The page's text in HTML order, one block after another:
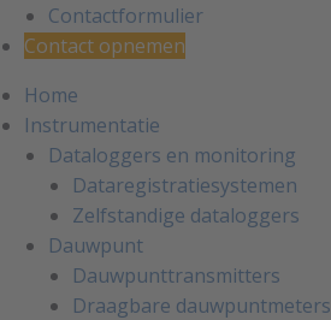
Contactformulier
Contact opnemen
Home
Instrumentatie
Dataloggers en monitoring
Dataregistratiesystemen
Zelfstandige dataloggers
Dauwpunt
Dauwpunttransmitters
Draagbare dauwpuntmeters